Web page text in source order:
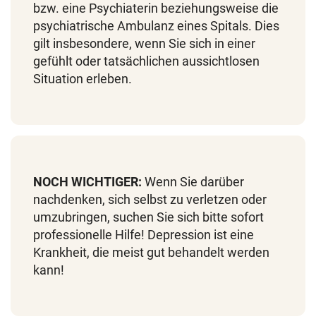
bzw. eine Psychiaterin beziehungsweise die
psychiatrische Ambulanz eines Spitals. Dies
gilt insbesondere, wenn Sie sich in einer
gefühlt oder tatsächlichen aussichtlosen
Situation erleben.
NOCH WICHTIGER: Wenn Sie darüber
nachdenken, sich selbst zu verletzen oder
umzubringen, suchen Sie sich bitte sofort
professionelle Hilfe! Depression ist eine
Krankheit, die meist gut behandelt werden
kann!